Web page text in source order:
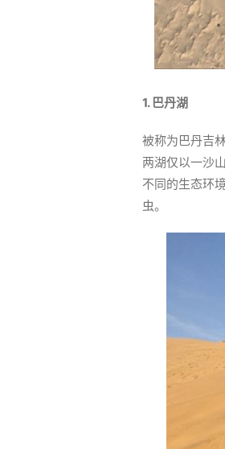
1. 巴丹湖
被称为巴丹吉
两湖仅以一沙
不同的生态环
虫。